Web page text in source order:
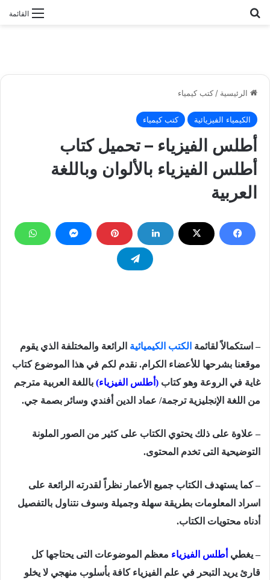
القائمة
الرئيسية / كتب كيمياء
الكيمياء الفيزيائية كتب كيمياء
أطلس الفيزياء – تحميل كتاب
أطلس الفيزياء بالألوان وباللغة
العربية
– استكمالاً لقائمة الكتب الكيميائية الرائعة والمختلفة الذي يقوم
موقعنا بشرحها للأعضاء الكرام. نقدم لكم في هذا الموضوع كتاب
غاية في الروعة وهو كتاب ( أطلس الفيزياء) باللغة العربية مترجم
من اللغة الإنجليزيةترجمة/ عماد الدين أفندي وسائر بصمة جي.
– علاوة على ذلك يحتوي الكتاب على كثير من الصور الملونة
التوضيحية التى تخدم المحتوى.
– كما يستهدف الكتاب جميع الأعمار نظراً لقدرته الرائعة على
اسراد المعلومات بطريقة سهلة وجميلة وسوف نتناول بالتفصيل
أدناه محتويات الكتاب.
– يغطي أطلس الفيزياء معظم الموضوعات التى يحتاجها كل
قارئ يريد التبحر في علم الفيزياء كافة بأسلوب منهجي لا يخلو